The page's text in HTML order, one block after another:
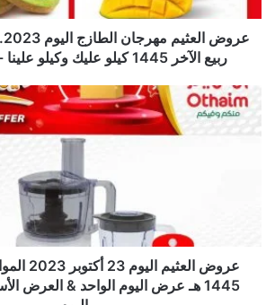
ربيع الآخر 1445 كيلو عليك وكيلو علينا - عروض اليوم
1445 هـ عرض اليوم الواحد &